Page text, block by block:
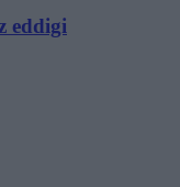
eddigi